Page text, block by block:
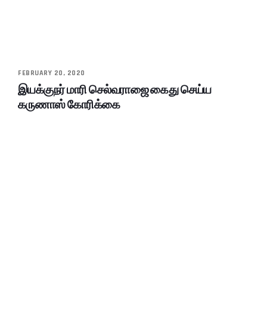
FEBRUARY 20, 2020
இயக்குநர் மாரி செல்வராஜை கைது செய்ய
கருணாஸ் கோரிக்கை